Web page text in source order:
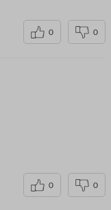
0 0
0 0